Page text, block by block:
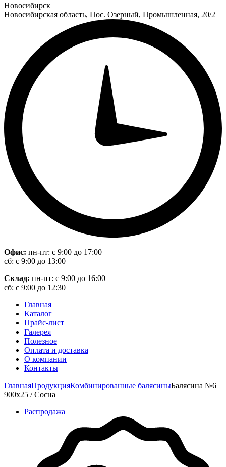
Новосибирск
Новосибирская область, Пос. Озерный, Промышленная, 20/2
Офис: пн-пт: с 9:00 до 17:00
сб: с 9:00 до 13:00
Склад: пн-пт: с 9:00 до 16:00
сб: с 9:00 до 12:30
Главная
Каталог
Прайс-лист
Галерея
Полезное
Оплата и доставка
О компании
Контакты
ГлавнаяПродукцияКомбинированные балясиныБалясина №6
900х25 / Сосна
Распродажа